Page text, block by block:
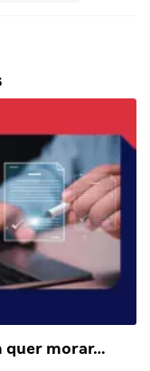
quer morar…